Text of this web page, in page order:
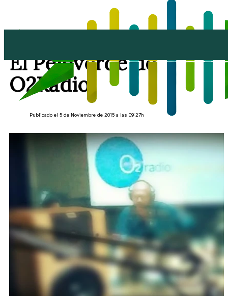
El Pejeverde de
O2Radio
Publicado el 5 de Noviembre de 2015 a las 09:27h